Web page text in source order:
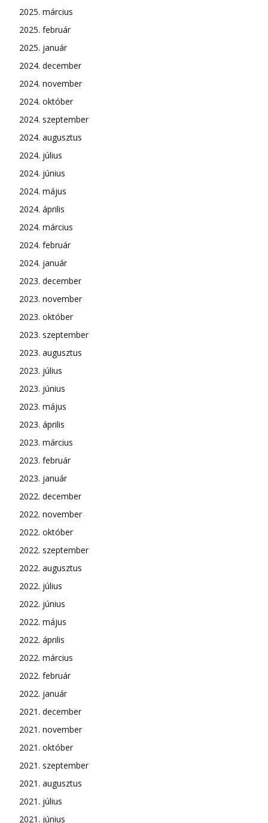
2025. március
2025. február
2025. január
2024. december
2024. november
2024. október
2024. szeptember
2024. augusztus
2024. július
2024. június
2024. május
2024. április
2024. március
2024. február
2024. január
2023. december
2023. november
2023. október
2023. szeptember
2023. augusztus
2023. július
2023. június
2023. május
2023. április
2023. március
2023. február
2023. január
2022. december
2022. november
2022. október
2022. szeptember
2022. augusztus
2022. július
2022. június
2022. május
2022. április
2022. március
2022. február
2022. január
2021. december
2021. november
2021. október
2021. szeptember
2021. augusztus
2021. július
2021. június